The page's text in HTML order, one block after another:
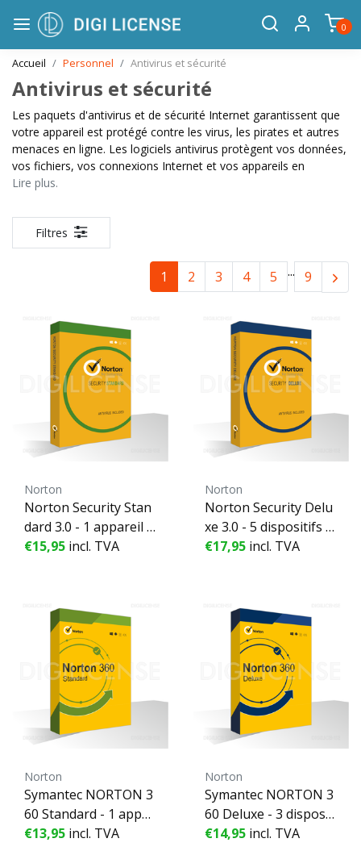
0
Accueil Personnel Antivirus et sécurité
Antivirus et sécurité
Les paquets d'antivirus et de sécurité Internet garantissent que
votre appareil est protégé contre les virus, les pirates et autres
menaces en ligne. Les logiciels antivirus protègent vos données,
vos fichiers, vos connexions Internet et vos appareils en
Lire plus.
Filtres
1 2 3 4 5 ... 9
Norton
Norton Security Stan
dard 3.0 - 1 appareil -
1 année
€15,95 incl. TVA
Norton
Norton Security Delu
xe 3.0 - 5 dispositifs -
1 année
€17,95 incl. TVA
Norton
Symantec NORTON 3
60 Standard - 1 appar
eil - 1 année
€13,95 incl. TVA
Norton
Symantec NORTON 3
60 Deluxe - 3 dispositi
fs - 1 année
€14,95 incl. TVA